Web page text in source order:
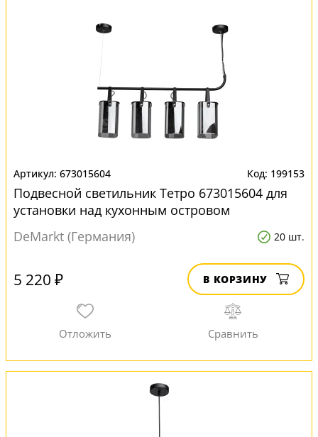
673015604 199153
Подвесной светильник Тетро 673015604 для
установки над кухонным островом
DeMarkt (Германия)
20 шт.
5 220 ₽ В КОРЗИНУ